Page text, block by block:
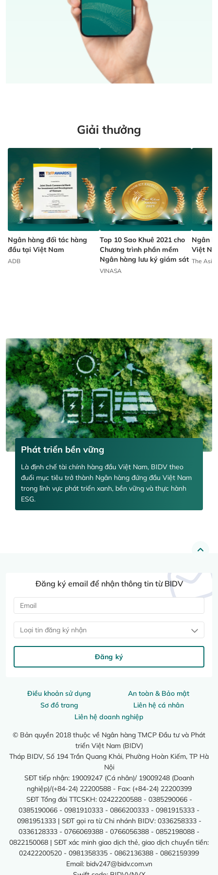
Giải thưởng
hàng
Top 10 Sao Khuê 2021 cho
Chương trình phần mềm
Ngân hàng lưu ký giám sát
Ngân hàng lưu ký tốt
Việt Nam
The Asian Banker
Phát triển bền vững
Là định chế tài chính hàng đầu Việt Nam, BIDV theo
đuổi mục tiêu trở thành Ngân hàng đứng đầu Việt Nam
trong lĩnh vực phát triển xanh, bền vững và thực hành
ESG.
Điều khoản sử dụng
An toàn & Bảo mật
Sơ đồ trang
Liên hệ cá nhân
Liên hệ doanh nghiệp
© Bản quyền 2018 thuộc về Ngân hàng TMCP Đầu tư và Phát
triển Việt Nam (BIDV)
Tháp BIDV, Số 194 Trần Quang Khải, Phường Hoàn Kiếm, TP Hà
Nội
SĐT tiếp nhận: 19009247 (Cá nhân)/ 19009248 (Doanh
nghiệp)/(+84-24) 22200588 - Fax: (+84-24) 22200399
SĐT Tổng đài TTCSKH: 02422200588 - 0385290066 -
0385190066 - 0981910333 - 0866200333 - 0981915333 -
0981951333 | SĐT gọi ra từ Chi nhánh BIDV: 0336258333 -
0336128333 - 0766069388 - 0766056388 - 0852198088 -
0822150068 | SĐT xác minh giao dịch thẻ, giao dịch chuyển tiền:
02422200520 - 0981358335 - 0862136388 - 0862159399
Email: bidv247@bidv.com.vn
Đăng ký email để nhận thông tin từ BIDV
Loại tin đăng ký nhận
Đăng ký